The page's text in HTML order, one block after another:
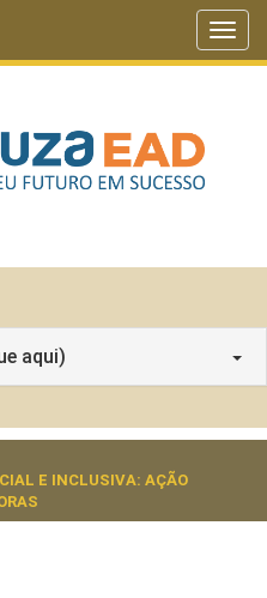
aqui)
E INCLUSIVA: AÇÃO